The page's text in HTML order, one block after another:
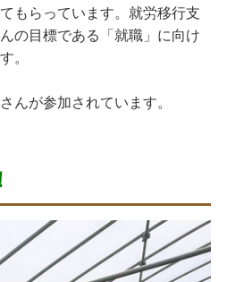
もらっています。就労移行支
の目標である「就職」に向け
。
んが参加されています。